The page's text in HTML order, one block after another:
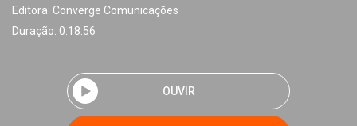
Editora: Converge Comunicações
Duração: 0:18:56
OUVIR